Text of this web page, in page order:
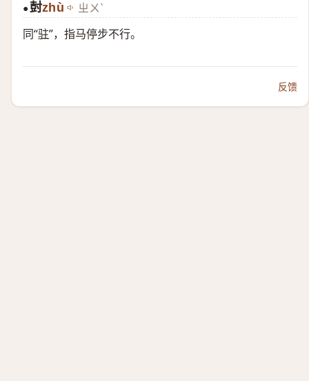
●尌zhù ㄓㄨˋ
同“驻”，指马停步不行。
反馈